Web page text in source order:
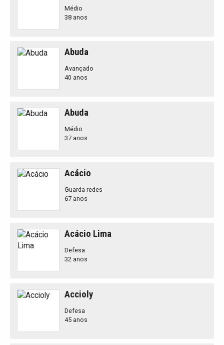
Médio
38 anos
Abuda
Avançado
40 anos
Abuda
Médio
37 anos
Acácio
Guarda redes
67 anos
Acácio Lima
Defesa
32 anos
Accioly
Defesa
45 anos